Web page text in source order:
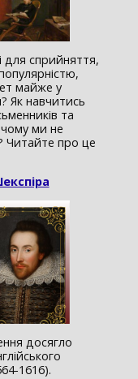
для сприйняття,
майже у
Як навчитись
та
ми не
Читайте про це
досягло
1616).